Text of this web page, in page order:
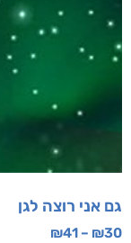
גם אני רוצה לגן
₪30
–
₪41